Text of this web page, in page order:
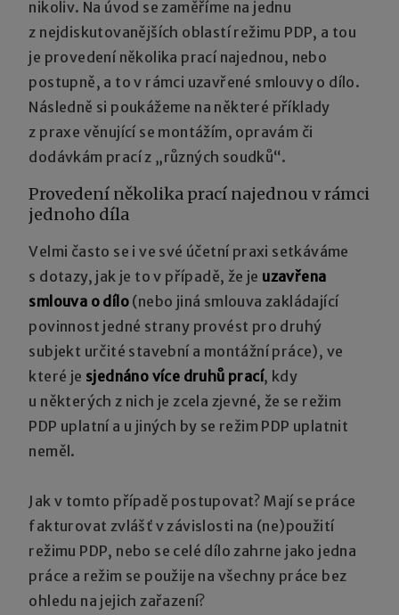
nikoliv. Na úvod se zaměříme na jednu
z nejdiskutovanějších oblastí režimu PDP, a tou
je provedení několika prací najednou, nebo
postupně, a to v rámci uzavřené smlouvy o dílo.
Následně si poukážeme na některé příklady
z praxe věnující se montážím, opravám či
dodávkám prací z „různých soudků“.
Provedení několika prací najednou v rámci
jednoho díla
Velmi často se i ve své účetní praxi setkáváme
s dotazy, jak je to v případě, že je uzavřena
smlouva o dílo (nebo jiná smlouva zakládající
povinnost jedné strany provést pro druhý
subjekt určité stavební a montážní práce), ve
které je sjednáno více druhů prací, kdy
u některých z nich je zcela zjevné, že se režim
PDP uplatní a u jiných by se režim PDP uplatnit
neměl.
Jak v tomto případě postupovat? Mají se práce
fakturovat zvlášť v závislosti na (ne)použití
režimu PDP, nebo se celé dílo zahrne jako jedna
práce a režim se použije na všechny práce bez
ohledu na jejich zařazení?